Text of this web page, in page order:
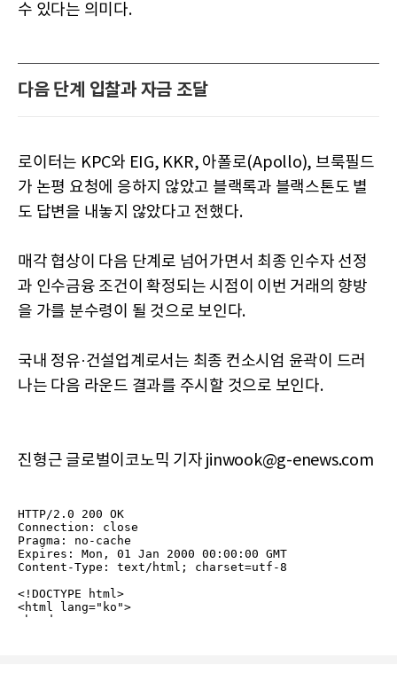
수 있다는 의미다.
다음 단계 입찰과 자금 조달
로이터는 KPC와 EIG, KKR, 아폴로(Apollo), 브룩필드
가 논평 요청에 응하지 않았고 블랙록과 블랙스톤도 별
도 답변을 내놓지 않았다고 전했다.
매각 협상이 다음 단계로 넘어가면서 최종 인수자 선정
과 인수금융 조건이 확정되는 시점이 이번 거래의 향방
을 가를 분수령이 될 것으로 보인다.
국내 정유·건설업계로서는 최종 컨소시엄 윤곽이 드러
나는 다음 라운드 결과를 주시할 것으로 보인다.
진형근 글로벌이코노믹 기자 jinwook@g-enews.com